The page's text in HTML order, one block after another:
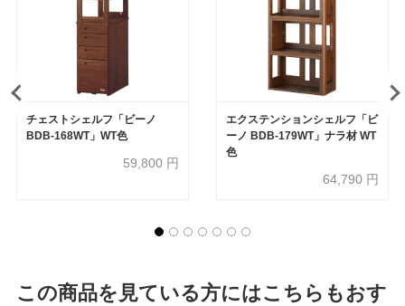
チェストシェルフ「ビーノ
BDB-168WT」WT色
59,800 円
エクステンションシェルフ「ビ
ーノ BDB-179WT」ナラ材 WT
色
64,790 円
この商品を見ている方にはこちらもおす